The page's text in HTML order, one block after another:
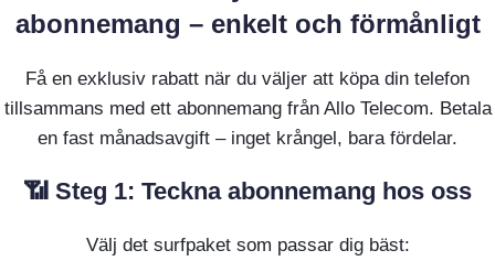
abonnemang – enkelt och förmånligt
Få en exklusiv rabatt när du väljer att köpa din telefon
tillsammans med ett abonnemang från Allo Telecom. Betala
en fast månadsavgift – inget krångel, bara fördelar.
📶 Steg 1: Teckna abonnemang hos oss
Välj det surfpaket som passar dig bäst: